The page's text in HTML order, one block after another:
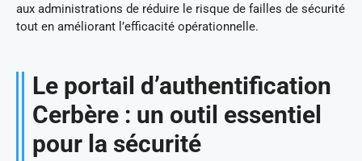
aux administrations de réduire le risque de failles de sécurité
tout en améliorant l’efficacité opérationnelle.
Le portail d’authentification
Cerbère : un outil essentiel
pour la sécurité